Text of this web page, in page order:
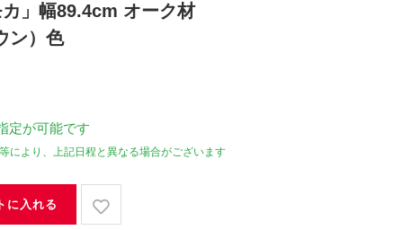
」幅89.4cm オーク材
ン）色
定が可能です
により、上記日程と異なる場合がございます
に入れる